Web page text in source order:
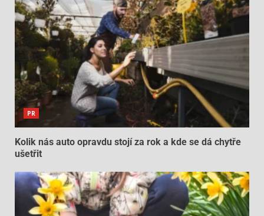
PR
Kolik nás auto opravdu stojí za rok a kde se dá chytře
ušetřit